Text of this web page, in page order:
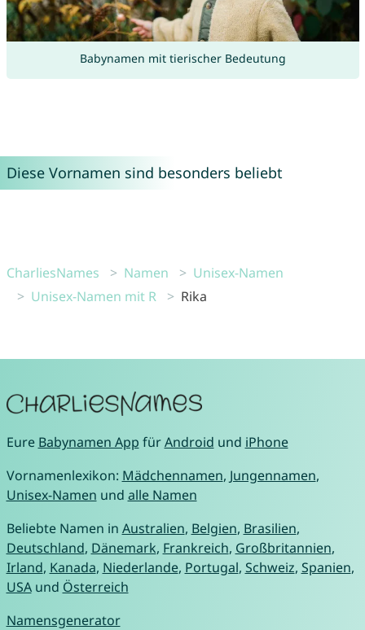
Babynamen mit tierischer Bedeutung
Diese Vornamen sind besonders beliebt
CharliesNames Namen
Unisex-Namen
Unisex-Namen mit R
Rika
Eure Babynamen App fürAndroid und iPhone
Vornamenlexikon: Mädchennamen, Jungennamen,
Unisex-Namen und alle Namen
Beliebte Namen in Australien, Belgien, Brasilien,
Deutschland, Dänemark, Frankreich, Großbritannien,
Irland, Kanada, Niederlande, Portugal, Schweiz, Spanien,
USAund Österreich
Namensgenerator